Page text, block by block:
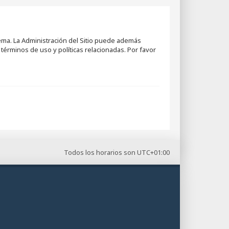
La Administración del Sitio puede además
de uso y políticas relacionadas. Por favor
Todos los horarios son UTC+01:00